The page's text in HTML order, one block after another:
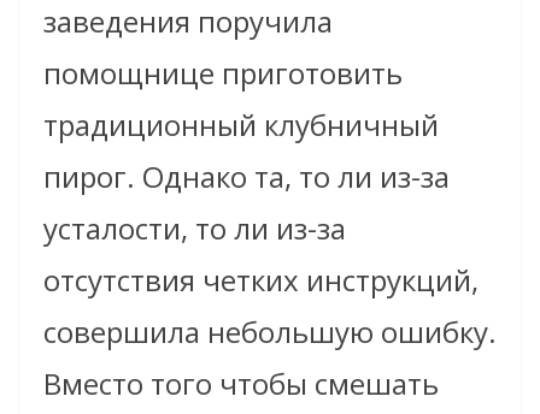
заведения поручила
помощнице приготовить
традиционный клубничный
пирог. Однако та, то ли из-за
усталости, то ли из-за
отсутствия четких инструкций,
совершила небольшую ошибку.
Вместо того чтобы смешать